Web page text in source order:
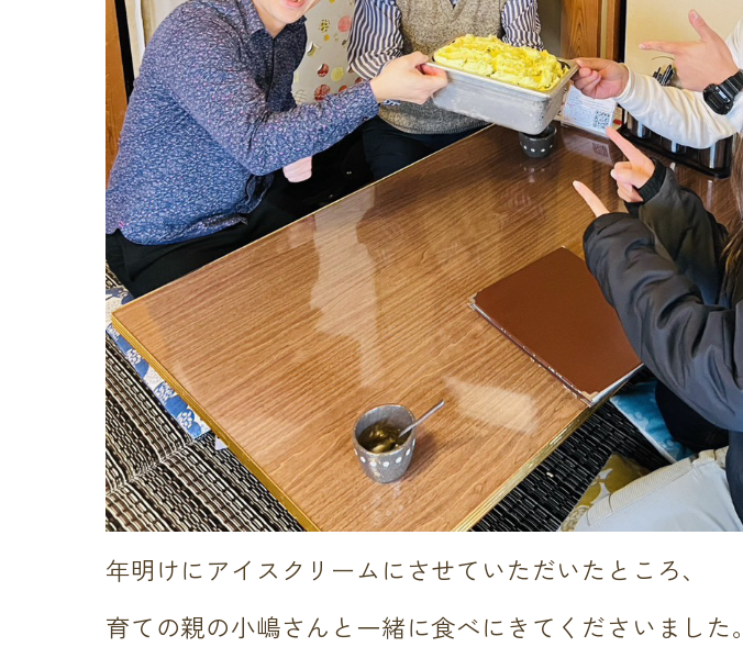
年明けにアイスクリームにさせていただいたところ、
育ての親の小嶋さんと一緒に食べにきてくださいました。